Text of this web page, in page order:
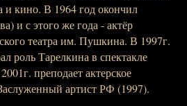
и кино. В 1964 год окончил
и с этого же года - актёр
театра им. Пушкина. В 1997г.
роль Тарелкина в спектакле
преподает актерское
артист РФ (1997).